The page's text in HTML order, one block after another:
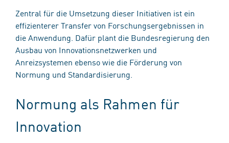
Zentral für die Umsetzung dieser Initiativen ist ein
effizienterer Transfer von Forschungsergebnissen in
die Anwendung. Dafür plant die Bundesregierung den
Ausbau von Innovationsnetzwerken und
Anreizsystemen ebenso wie die Förderung von
Normung und Standardisierung.
Normung als Rahmen für
Innovation